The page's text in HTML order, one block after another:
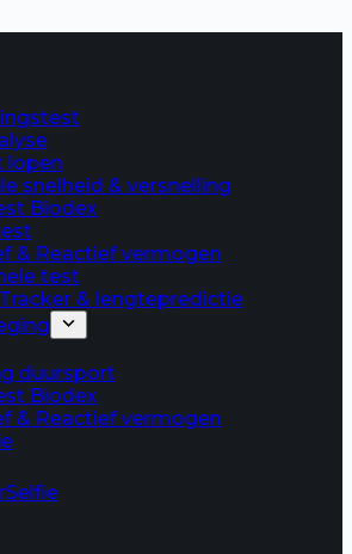
lopen
snelheid & versnelling
Biodex
& Reactief vermogen
test
& lengtepredictie
duursport
Biodex
& Reactief vermogen